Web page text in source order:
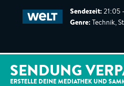
Sendezeit: 21:05
Genre: Technik,
SENDUNG
ERSTELLE DEINE MEDIATHEK UND